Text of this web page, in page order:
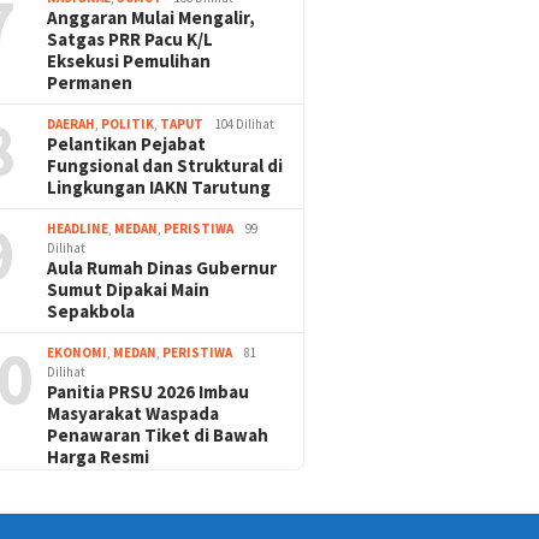
Anggaran Mulai Mengalir,
Satgas PRR Pacu K/L
Eksekusi Pemulihan
Permanen
DAERAH, POLITIK, TAPUT 104 Dilihat
Pelantikan Pejabat
Fungsional dan Struktural di
Lingkungan IAKN Tarutung
HEADLINE, MEDAN, PERISTIWA
99
Dilihat
Aula Rumah Dinas Gubernur
Sumut Dipakai Main
Sepakbola
EKONOMI, MEDAN, PERISTIWA
81
Dilihat
Panitia PRSU 2026 Imbau
Masyarakat Waspada
Penawaran Tiket di Bawah
Harga Resmi